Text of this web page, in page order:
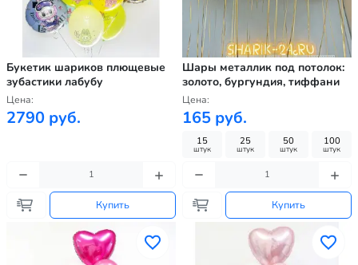
Букетик шариков плющевые
зубастики лабубу
Цена:
2790 руб.
Купить
Шары металлик под потолок:
золото, бургундия, тиффани
Цена:
165 руб.
15
штук
25
штук
50
штук
100
штук
Купить